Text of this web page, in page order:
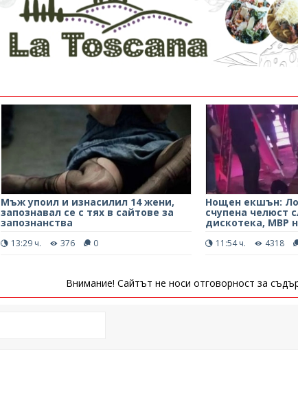
Mъж упоил и изнасилил 14 жени,
запознавал се с тях в сайтове за
запознанства
13:29 ч. 376 0
Нощен екшън:
счупена челюст
дискотека, МВР
11:54 ч. 4318
Внимание! Сайтът не носи отговорност за